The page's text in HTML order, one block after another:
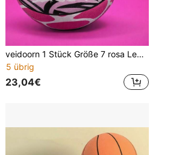
veidoorn 1 Stück Größe 7 rosa Leoparden-Muster Gummi Basketball, geeignet für Indoor- und Outdoor-Training, feuchtigkeitsableitend und abriebfest, perfektes Geschenk für Freundin oder Freund
5 übrig
23,04€